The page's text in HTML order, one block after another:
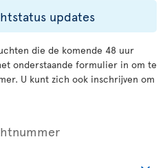
updates
die de komende 48 uur
onderstaande formulier in om te
U kunt zich ook inschrijven om